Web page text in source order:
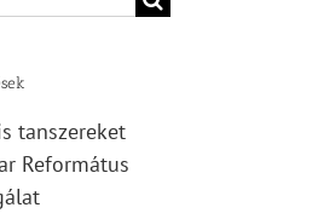
tanszereket
Református